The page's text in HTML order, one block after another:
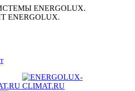
ENERGOLUX.